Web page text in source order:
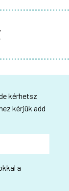
kérhetsz
kérjük add
a